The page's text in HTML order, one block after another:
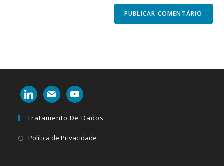
linkedinmail youtube
Tratamento De Dados
Política de Privacidade